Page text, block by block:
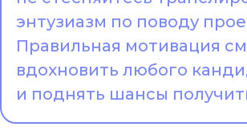
энтузиазм по поводу
Правильная мотивация
вдохновить любого
и поднять шансы